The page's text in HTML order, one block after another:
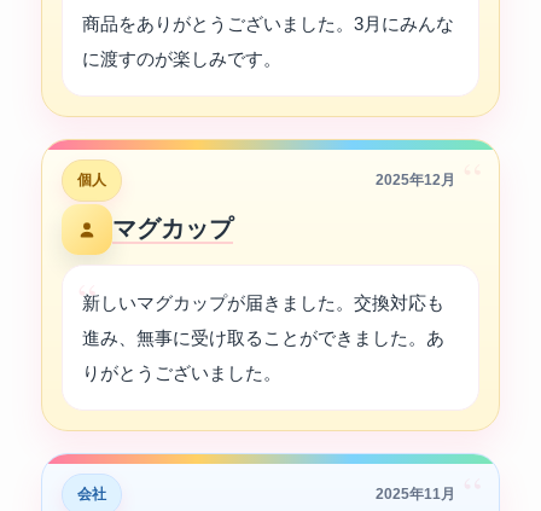
商品をありがとうございました。3月にみんな
に渡すのが楽しみです。
個人 2025年12月
マグカップ
新しいマグカップが届きました。交換対応も
進み、無事に受け取ることができました。あ
りがとうございました。
会社 2025年11月